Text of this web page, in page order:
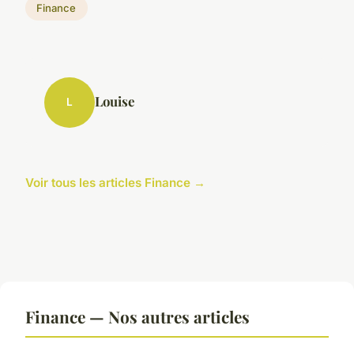
Finance
L Louise
Voir tous les articles Finance →
Finance — Nos autres articles